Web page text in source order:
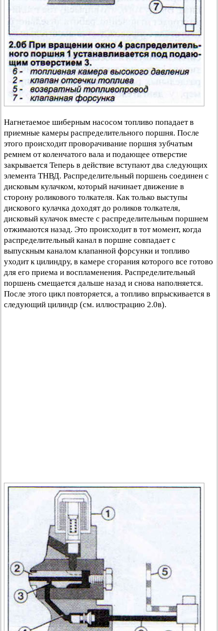
Нагнетаемое шиберным насосом топливо попадает в
приемные камеры распределительного поршня. После
этого происходит проворачивание поршня зубчатым
ремнем от коленчатого вала и подающее отверстие
закрывается Теперь в действие вступают два следующих
элемента ТНВД. Распределительный поршень соединен с
дисковым кулачком, который начинает движение в
сторону роликового толкателя. Как только выступы
дискового кулачка доходят до роликов толкателя,
дисковый кулачок вместе с распределительным поршнем
отжимаются назад. Это происходит в тот момент, когда
распределительный канал в поршне совпадает с
выпускным каналом клапанной форсунки и топливо
уходит к цилиндру, в камере сгорания которого все готово
для его приема и воспламенения. Распределительный
поршень смещается дальше назад и снова наполняется.
После этого цикл повторяется, а топливо впрыскивается в
следующий цилиндр (см. иллюстрацию 2.0в).